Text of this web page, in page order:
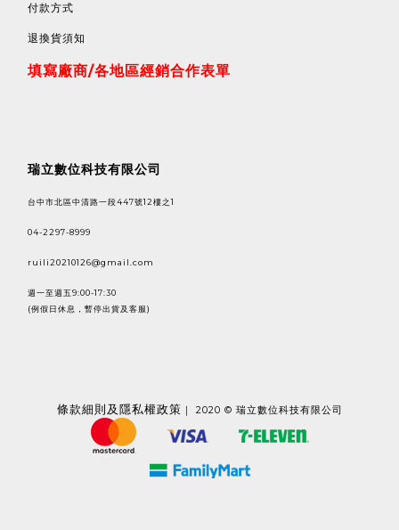
付款方式
退換貨須知
填寫廠商/各地區經銷合作表單
瑞立數位科技有限公司
台中市北區中清路一段447號12樓之1
04-2297-8999
ruili20210126@gmail.com
週一至週五9:00-17:30
(例假日休息，暫停出貨及客服)
條款細則及隱私權政策 ｜ 2020 © 瑞立數位科技有限公司